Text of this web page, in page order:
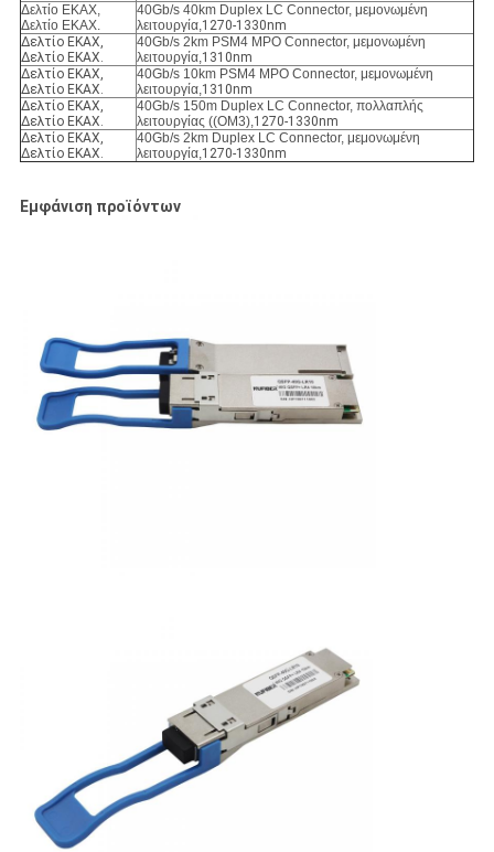
Δελτίο ΕΚΑΧ,
Δελτίο ΕΚΑΧ.
40Gb/s 40km Duplex LC Connector, μεμονωμένη
λειτουργία,1270-1330nm
Δελτίο ΕΚΑΧ,
Δελτίο ΕΚΑΧ.
40Gb/s 2km PSM4 MPO Connector, μεμονωμένη
λειτουργία,1310nm
Δελτίο ΕΚΑΧ,
Δελτίο ΕΚΑΧ.
40Gb/s 10km PSM4 MPO Connector, μεμονωμένη
λειτουργία,1310nm
Δελτίο ΕΚΑΧ,
Δελτίο ΕΚΑΧ.
40Gb/s 150m Duplex LC Connector, πολλαπλής
λειτουργίας ((OM3),1270-1330nm
Δελτίο ΕΚΑΧ,
Δελτίο ΕΚΑΧ.
40Gb/s 2km Duplex LC Connector, μεμονωμένη
λειτουργία,1270-1330nm
Εμφάνιση προϊόντων